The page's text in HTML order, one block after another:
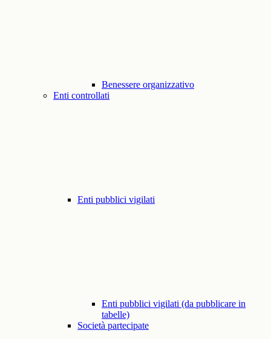
Benessere organizzativo
Enti controllati
Enti pubblici vigilati
Enti pubblici vigilati (da pubblicare in
tabelle)
Società partecipate